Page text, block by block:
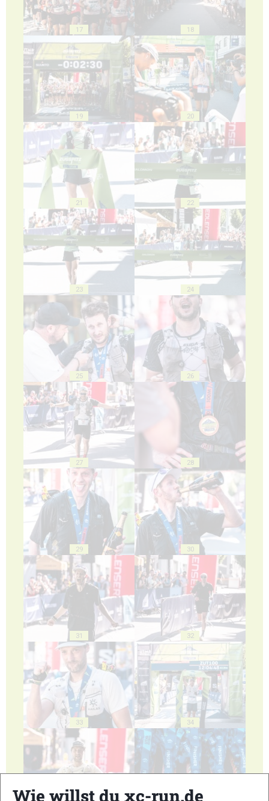
17 18
19 20
21 22
23 24
25 26
27 28
29 30
31 32
33 34
Wie willst du xc-run.de